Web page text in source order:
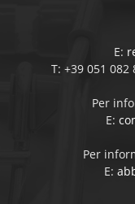
E:
T: +39 051 082
Per
E:
Per
E: